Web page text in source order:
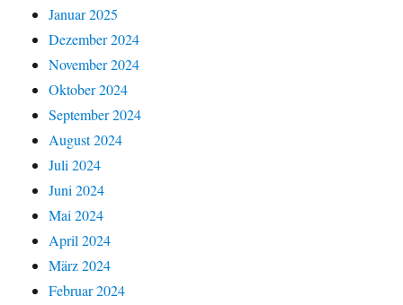
Januar 2025
Dezember 2024
November 2024
Oktober 2024
September 2024
August 2024
Juli 2024
Juni 2024
Mai 2024
April 2024
März 2024
Februar 2024